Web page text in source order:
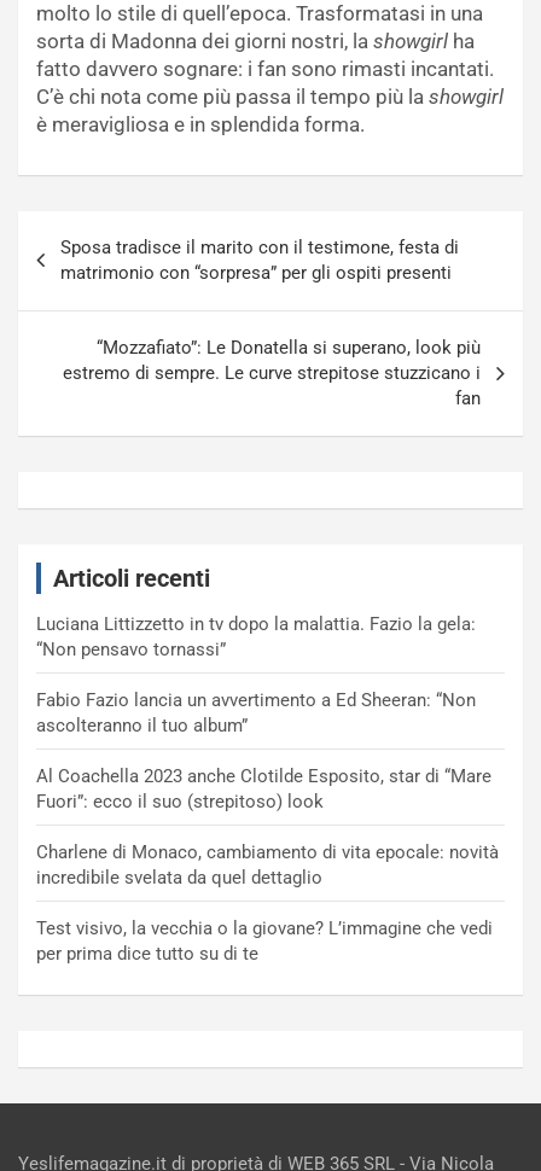
molto lo stile di quell’epoca. Trasformatasi in una
sorta di Madonna dei giorni nostri, la showgirl ha
fatto davvero sognare: i fan sono rimasti incantati.
C’è chi nota come più passa il tempo più la showgirl
è meravigliosa e in splendida forma.
articoli
Sposa tradisce il marito con il testimone, festa di
matrimonio con “sorpresa” per gli ospiti presenti
“Mozzafiato”: Le Donatella si superano, look più
estremo di sempre. Le curve strepitose stuzzicano i
fan
Articoli recenti
Luciana Littizzetto in tv dopo la malattia. Fazio la gela:
“Non pensavo tornassi”
Fabio Fazio lancia un avvertimento a Ed Sheeran: “Non
ascolteranno il tuo album”
Al Coachella 2023 anche Clotilde Esposito, star di “Mare
Fuori”: ecco il suo (strepitoso) look
Charlene di Monaco, cambiamento di vita epocale: novità
incredibile svelata da quel dettaglio
Test visivo, la vecchia o la giovane? L’immagine che vedi
per prima dice tutto su di te
Yeslifemagazine.it di proprietà di WEB 365 SRL - Via Nicola